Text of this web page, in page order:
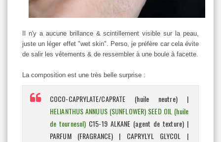
Il n'y a aucune brillance & scintillement visible sur la peau,
juste un léger effet "wet skin". Perso, je préfère car cela évite
de salir les vêtements & de ressembler à une boule à facette.
La composition est une très belle surprise :
COCO-CAPRYLATE/CAPRATE (huile neutre) |
HELIANTHUS ANNUUS (SUNFLOWER) SEED OIL (huile
de tournesol) C15-19 ALKANE (agent de texture) |
PARFUM (FRAGRANCE) | CAPRYLYL GLYCOL |